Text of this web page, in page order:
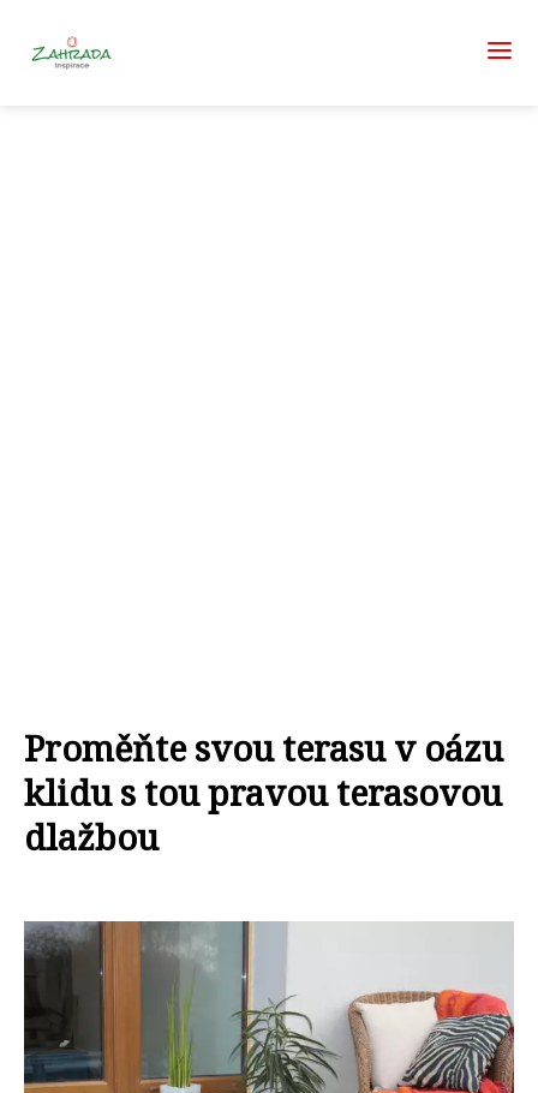
Proměňte svou terasu v oázu
klidu s tou pravou terasovou
dlažbou